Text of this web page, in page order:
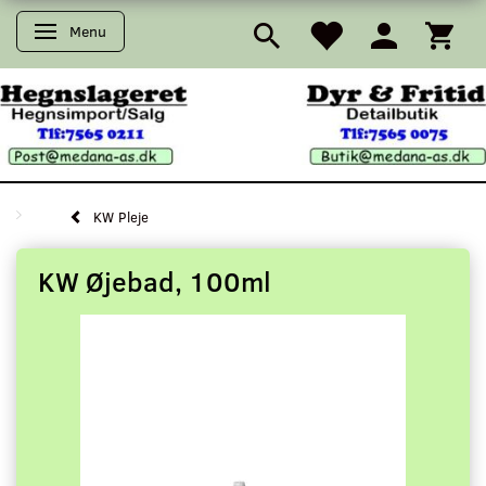
Skifte navigation
Menu
KW Pleje
KW Øjebad, 100ml